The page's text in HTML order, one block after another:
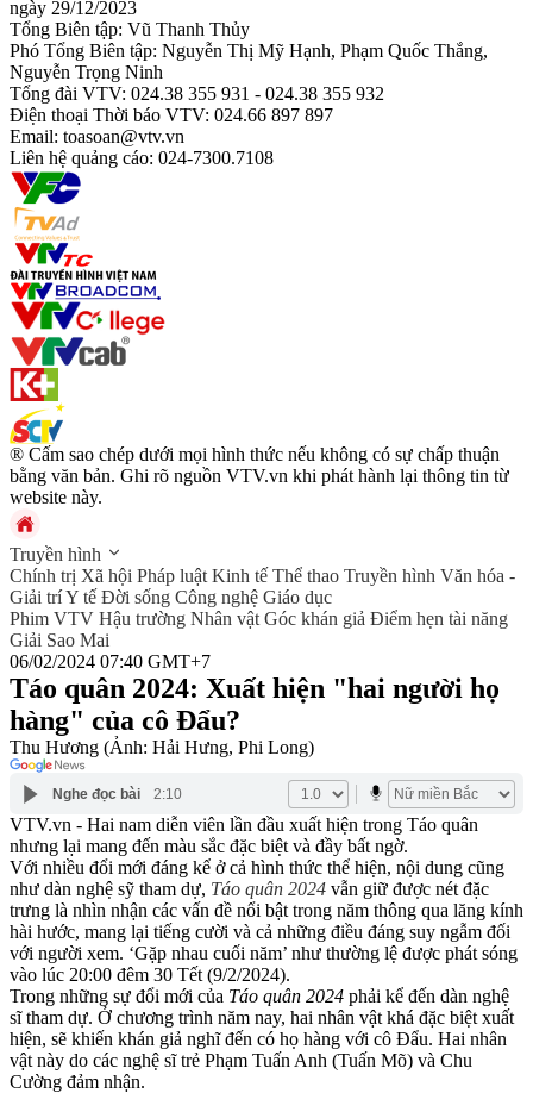
ngày 29/12/2023
Tổng Biên tập: Vũ Thanh Thủy
Phó Tổng Biên tập: Nguyễn Thị Mỹ Hạnh, Phạm Quốc Thắng,
Nguyễn Trọng Ninh
Tổng đài VTV: 024.38 355 931 - 024.38 355 932
Ðiện thoại Thời báo VTV: 024.66 897 897
Email: toasoan@vtv.vn
Liên hệ quảng cáo: 024-7300.7108
® Cấm sao chép dưới mọi hình thức nếu không có sự chấp thuận
bằng văn bản. Ghi rõ nguồn VTV.vn khi phát hành lại thông tin từ
website này.
Truyền hình
Chính trị Xã hội Pháp luật Kinh tế Thể thao Truyền hình Văn hóa -
Giải tríY tế Đời sống Công nghệ Giáo dục
Phim VTV Hậu trường Nhân vật Góc khán giả Điểm hẹn tài năng
Giải Sao Mai
06/02/2024 07:40 GMT+7
Táo quân 2024: Xuất hiện "hai người họ
hàng" của cô Đẩu?
Thu Hương (Ảnh: Hải Hưng, Phi Long)
Nghe đọc bài 2:10
VTV.vn - Hai nam diễn viên lần đầu xuất hiện trong Táo quân
nhưng lại mang đến màu sắc đặc biệt và đầy bất ngờ.
Với nhiều đổi mới đáng kể ở cả hình thức thể hiện, nội dung cũng
như dàn nghệ sỹ tham dự, Táo quân 2024 vẫn giữ được nét đặc
trưng là nhìn nhận các vấn đề nổi bật trong năm thông qua lăng kính
hài hước, mang lại tiếng cười và cả những điều đáng suy ngẫm đối
với người xem. ‘Gặp nhau cuối năm’ như thường lệ được phát sóng
vào lúc 20:00 đêm 30 Tết (9/2/2024).
Trong những sự đổi mới của Táo quân 2024 phải kể đến dàn nghệ
sĩ tham dự. Ở chương trình năm nay, hai nhân vật khá đặc biệt xuất
hiện, sẽ khiến khán giả nghĩ đến có họ hàng với cô Đẩu. Hai nhân
vật này do các nghệ sĩ trẻ Phạm Tuấn Anh (Tuấn Mõ) và Chu
Cường đảm nhận.